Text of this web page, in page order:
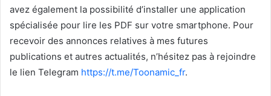
avez également la possibilité d’installer une application
spécialisée pour lire les PDF sur votre smartphone. Pour
recevoir des annonces relatives à mes futures
publications et autres actualités, n’hésitez pas à rejoindre
le lien Telegram https://t.me/Toonamic_fr.